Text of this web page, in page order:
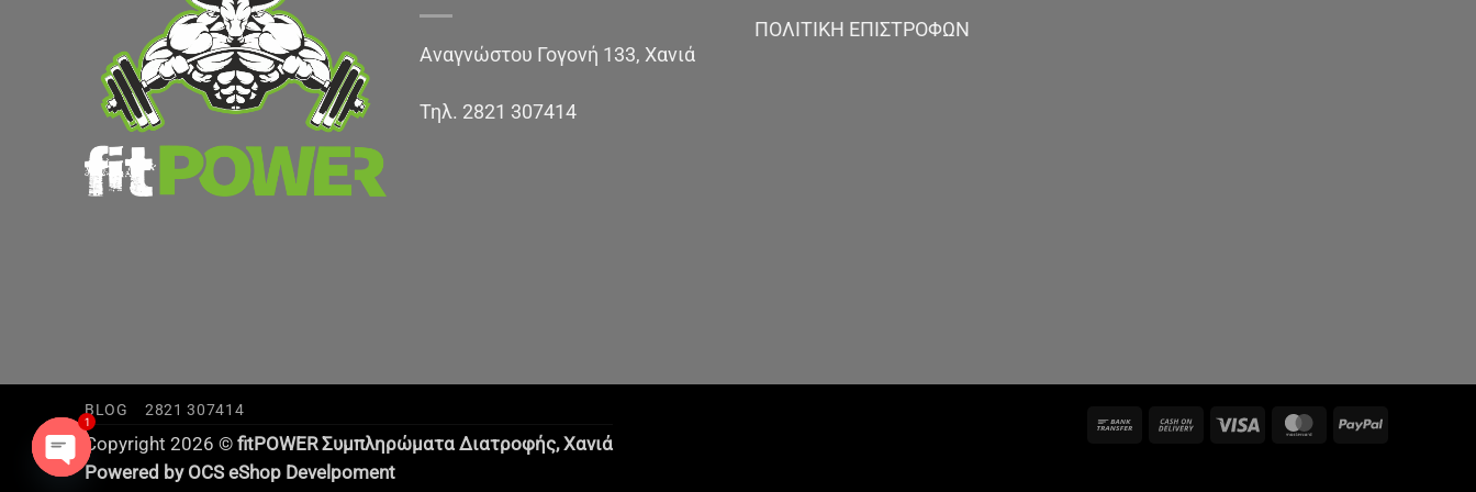
Αναγνώστου Γογονή 133, Χανιά
Τηλ. 2821 307414
ΠΟΛΙΤΙΚΗ ΕΠΙΣΤΡΟΦΩΝ
Bank
Cash
Visa MasterCard
PayPal
BLOG 2821 307414
Copyright 2026 © fitPOWER Συμπληρώματα Διατροφής,Χανιά
Powered by OCS eShop Develpoment
1